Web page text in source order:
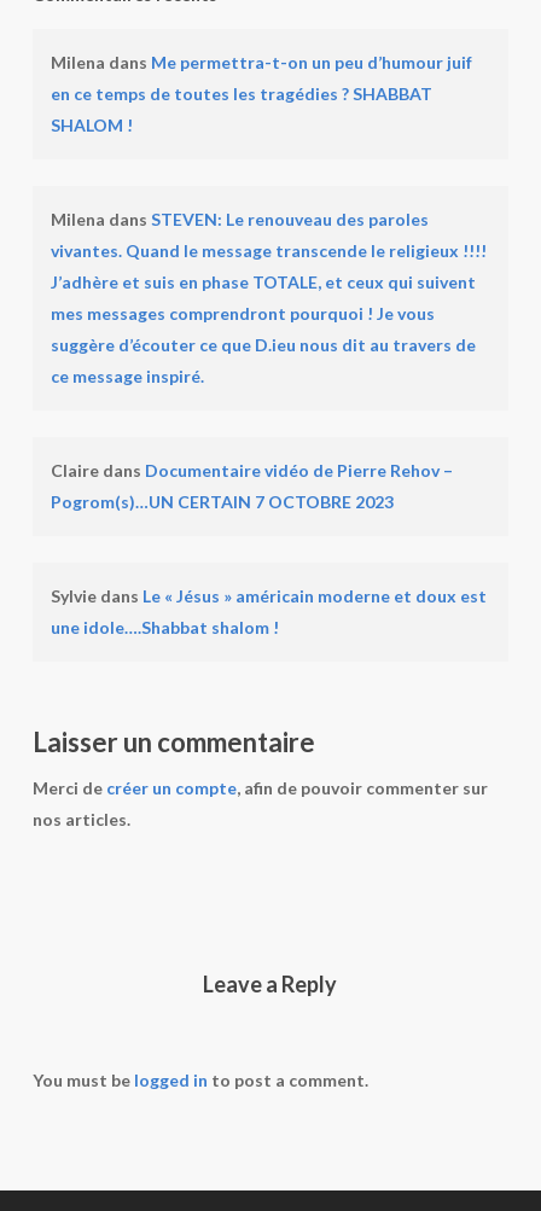
Milena dans Me permettra-t-on un peu d’humour juif
en ce temps de toutes les tragédies ? SHABBAT
SHALOM !
Milena dans STEVEN: Le renouveau des paroles
vivantes. Quand le message transcende le religieux !!!!
J’adhère et suis en phase TOTALE, et ceux qui suivent
mes messages comprendront pourquoi ! Je vous
suggère d’écouter ce que D.ieu nous dit au travers de
ce message inspiré.
Clairedans Documentaire vidéo de Pierre Rehov –
Pogrom(s)…UN CERTAIN 7 OCTOBRE 2023
Sylviedans Le « Jésus » américain moderne et doux est
une idole….Shabbat shalom !
Laisser un commentaire
Merci de créer un compte, afin de pouvoir commenter sur
nos articles.
Leave a Reply
You must be logged in to post a comment.